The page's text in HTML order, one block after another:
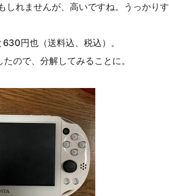
れませんが、高いですね。うっかりす
円也（送料込、税込）。
ので、分解してみることに。